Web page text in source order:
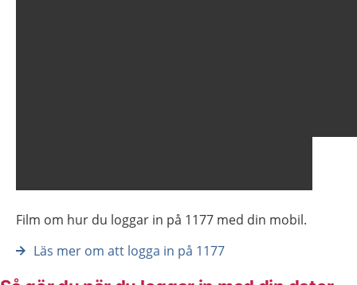
Film om hur du loggar in på 1177 med din mobil.
Läs mer om att logga in på 1177